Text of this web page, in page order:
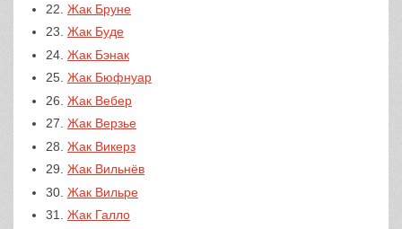
22. Жак Бруне
23. Жак Буде
24. Жак Бэнак
25. Жак Бюфнуар
26. Жак Вебер
27. Жак Верзье
28. Жак Викерз
29. Жак Вильнёв
30. Жак Вильре
31. Жак Галло